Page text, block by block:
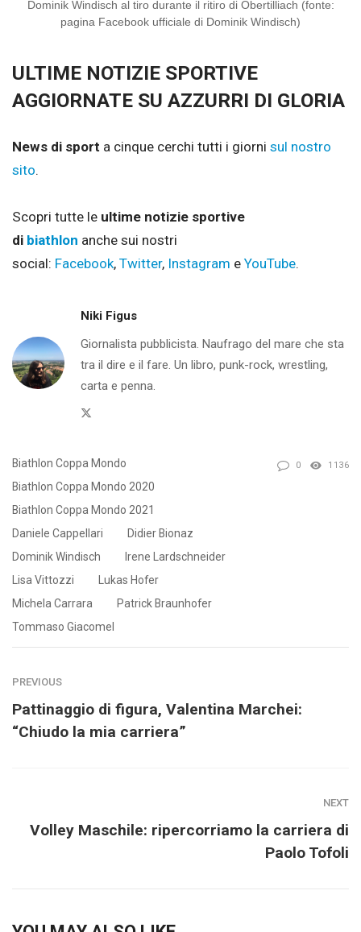
Dominik Windisch al tiro durante il ritiro di Obertilliach (fonte:
pagina Facebook ufficiale di Dominik Windisch)
ULTIME NOTIZIE SPORTIVE
AGGIORNATE SU AZZURRI DI GLORIA
News di sport a cinque cerchi tutti i giorni sul nostro
sito.
Scopri tutte le ultime notizie sportive
di biathlon anche sui nostri
social: Facebook, Twitter, Instagram e YouTube.
Niki Figus
Giornalista pubblicista. Naufrago del mare che sta
tra il dire e il fare. Un libro, punk-rock, wrestling,
carta e penna.
Biathlon Coppa Mondo
Biathlon Coppa Mondo 2020
Biathlon Coppa Mondo 2021
Daniele Cappellari
Didier Bionaz
Dominik Windisch
Irene Lardschneider
Lisa Vittozzi
Lukas Hofer
Michela Carrara
Patrick Braunhofer
Tommaso Giacomel
0 1136
PREVIOUS
Pattinaggio di figura, Valentina Marchei:
“Chiudo la mia carriera”
NEXT
Volley Maschile: ripercorriamo la carriera di
Paolo Tofoli